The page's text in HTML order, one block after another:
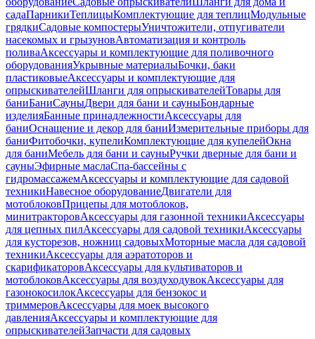
садаПарникиТеплицыКомплектующие для теплицМодульные
грядкиСадовые компостерыУничтожители, отпугиватели
насекомых и грызуновАвтоматизация и контроль
поливаАксессуары и комплектующие для поливочного
оборудованияУкрывные материалыБочки, баки
пластиковыеАксессуары и комплектующие для
опрыскивателейШланги для опрыскивателейТовары для
баниБаниСауныДвери для бани и сауныБондарные
изделияБанные принадлежностиАксессуары для
баниОснащение и декор для баниИзмерительные приборы для
баниФитобочки, купелиКомплектующие для купелейОкна
для баниМебель для бани и сауныРучки дверные для бани и
сауныЭфирные маслаСпа-бассейны с
гидромассажемАксессуары и комплектующие для садовой
техникиНавесное оборудованиеДвигатели для
мотоблоковПрицепы для мотоблоков,
минитракторовАксессуары для газонной техникиАксессуары
для цепных пилАксессуары для садовой техникиАксессуары
для кусторезов, ножниц садовыхМоторные масла для садовой
техникиАксессуары для аэратоторов и
скарификаторовАксессуары для культиваторов и
мотоблоковАксессуары для воздуходувокАксессуары для
газонокосилокАксессуары для бензокос и
триммеровАксессуары для моек высокого
давленияАксессуары и комплектующие для
опрыскивателейЗапчасти для садовых